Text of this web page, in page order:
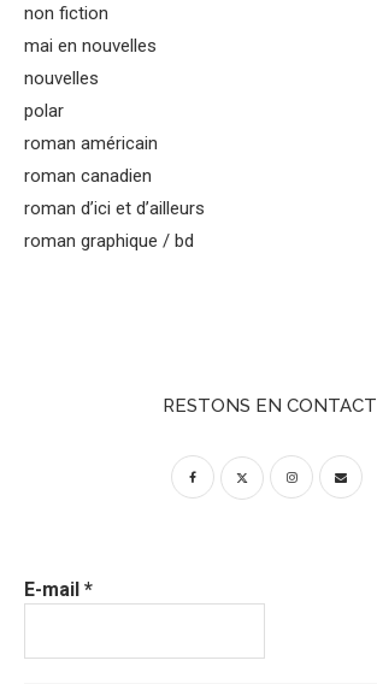
non fiction
mai en nouvelles
nouvelles
polar
roman américain
roman canadien
roman d’ici et d’ailleurs
roman graphique / bd
RESTONS EN CONTACT
E-mail *